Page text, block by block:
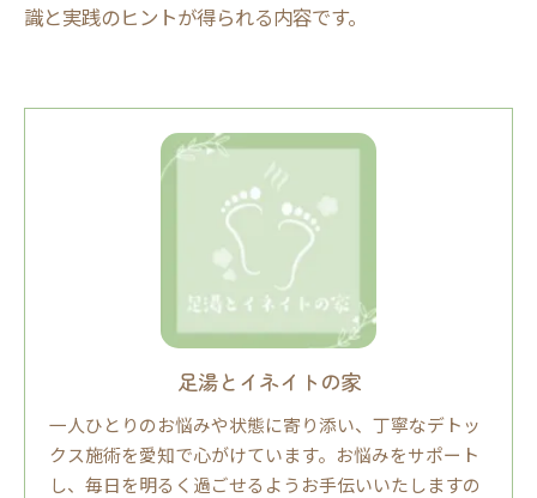
識と実践のヒントが得られる内容です。
足湯とイネイトの家
一人ひとりのお悩みや状態に寄り添い、丁寧なデトッ
クス施術を愛知で心がけています。お悩みをサポート
し、毎日を明るく過ごせるようお手伝いいたしますの